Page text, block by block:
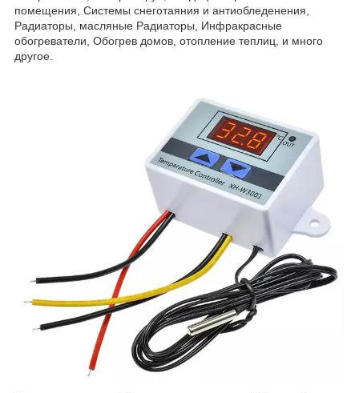
помещения, Системы снеготаяния и антиобледенения,
Радиаторы, масляные Радиаторы, Инфракрасные
обогреватели, Обогрев домов, отопление теплиц, и много
другое.